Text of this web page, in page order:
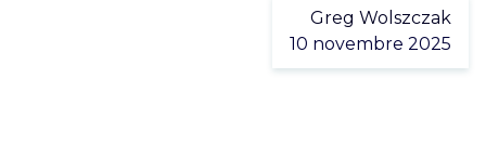
CONTACT
Greg Wolszczak
10 novembre 2025